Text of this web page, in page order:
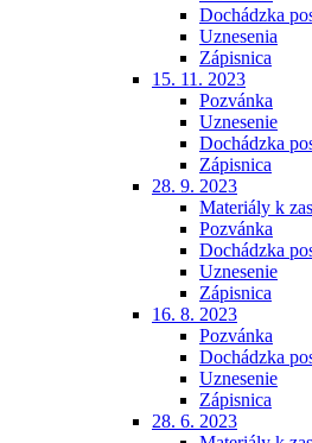
Dochádzka
Uznesenia
Zápisnica
15. 11. 2023
Pozvánka
Uznesenie
Dochádzka
Zápisnica
28. 9. 2023
Materiály k
Pozvánka
Dochádzka
Uznesenie
Zápisnica
16. 8. 2023
Pozvánka
Dochádzka
Uznesenie
Zápisnica
28. 6. 2023